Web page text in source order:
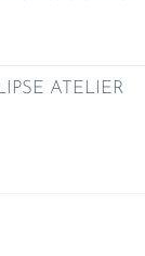
ATELIER